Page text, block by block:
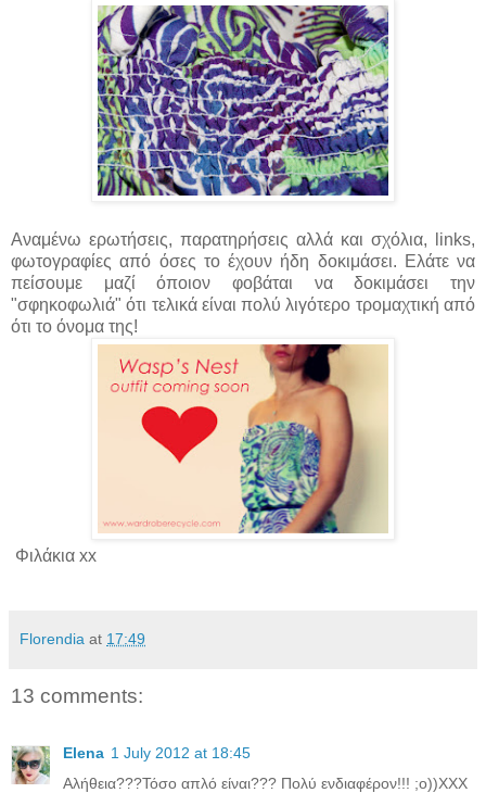
Αναμένω ερωτήσεις, παρατηρήσεις αλλά και σχόλια, links,
φωτογραφίες από όσες το έχουν ήδη δοκιμάσει. Ελάτε να
πείσουμε μαζί όποιον φοβάται να δοκιμάσει την
"σφηκοφωλιά" ότι τελικά είναι πολύ λιγότερο τρομαχτική από
ότι το όνομα της!
Φιλάκια xx
Florendia at 17:49
13 comments:
Elena 1 July 2012 at 18:45
Aλήθεια???Τόσο απλό είναι??? Πολύ ενδιαφέρον!!! ;o))XXX